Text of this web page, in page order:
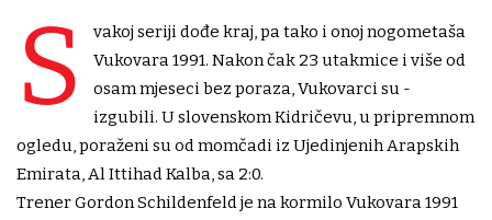
S
vakoj seriji dođe kraj, pa tako i onoj nogometaša
Vukovara 1991. Nakon čak 23 utakmice i više od
osam mjeseci bez poraza, Vukovarci su -
izgubili. U slovenskom Kidričevu, u pripremnom
ogledu, poraženi su od momčadi iz Ujedinjenih Arapskih
Emirata, Al Ittihad Kalba, sa 2:0.
Trener Gordon Schildenfeld je na kormilo Vukovara 1991